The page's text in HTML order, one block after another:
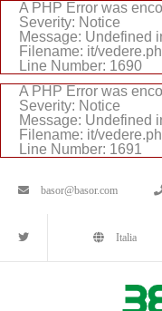
A PHP Error was
Severity: Notice
Message: Undefined
Filename: it/
Line Number: 1690
A PHP Error was
Severity: Notice
Message: Undefined
Filename: it/
Line Number: 1691
basor@basor.com
Italia